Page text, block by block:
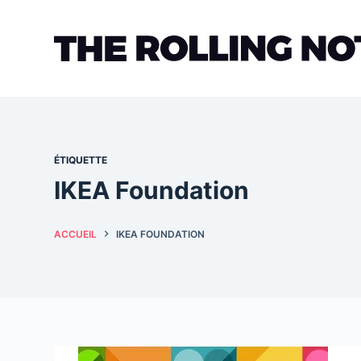
ÉTIQUETTE
IKEA Foundation
ACCUEIL IKEA FOUNDATION